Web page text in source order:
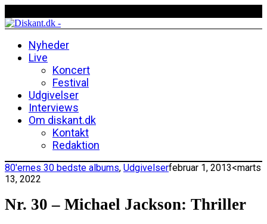
Nyheder
Live
Koncert
Festival
Udgivelser
Interviews
Om diskant.dk
Kontakt
Redaktion
80'ernes 30 bedste albums, Udgivelserfebruar 1, 2013<marts
13, 2022
Nr. 30 – Michael Jackson: Thriller